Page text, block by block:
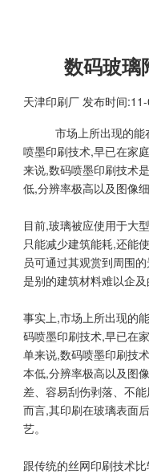
数码玻璃
天津印刷厂 发布时间
市场上所出现的能
喷墨印刷技术,早已在家
来说,数码喷墨印刷技术
低,分辨率极高以及图像细
目前,玻璃被应使用于大
只能减少建筑能耗,还能
员可通过其观赏到周围
是别的建筑材料难以企及
事实上,市场上所出现的
码喷墨印刷技术,早已在
单来说,数码喷墨印刷技
本低,分辨率极高以及图
差、容易刮伤剥落、不
而言,其印刷在玻璃表面
艺。
跟传统的丝网印刷技术